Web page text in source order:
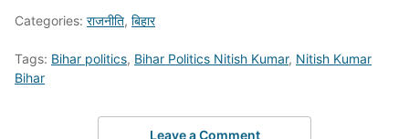
Categories: राजनीति, बिहार
Tags: Bihar politics, Bihar Politics Nitish Kumar, Nitish Kumar
Bihar
Leave a Comment